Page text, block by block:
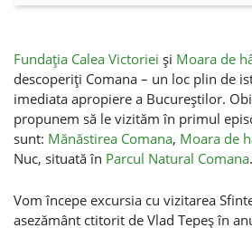
Fundaţia Calea Victoriei şi Moara de
descoperiţi Comana – un loc plin de
imediata apropiere a Bucureştilor.
propunem să le vizităm în primul
sunt: Mănăstirea Comana, Moara de
Nuc, situată în Parcul Natural Comana.
Vom începe excursia cu vizitarea
asezământ ctitorit de Vlad Tepeş în